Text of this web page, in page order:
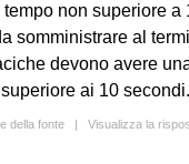
non superiore a
somministrare al
devono avere
ai 10 secondi.
della fonte | Visualizza la